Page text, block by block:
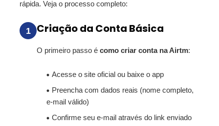
rápida. Veja o processo completo:
1 Criação da Conta Básica
O primeiro passo é como criar conta na Airtm:
Acesse o site oficial ou baixe o app
Preencha com dados reais (nome completo,
e-mail válido)
Confirme seu e-mail através do link enviado